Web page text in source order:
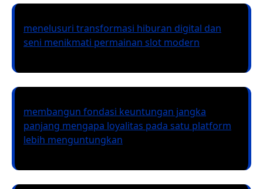
menelusuri transformasi hiburan digital dan
seni menikmati permainan slot modern
membangun fondasi keuntungan jangka
panjang mengapa loyalitas pada satu platform
lebih menguntungkan